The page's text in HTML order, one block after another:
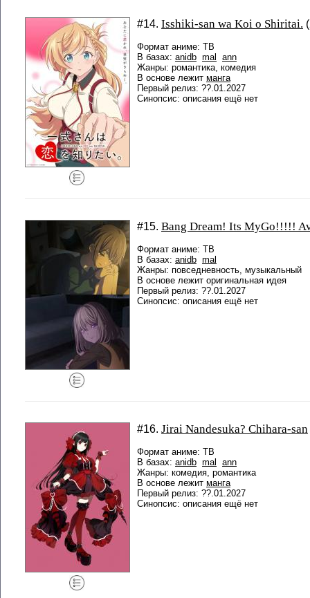
#14. Isshiki-san wa Koi o Shiritai.
Формат аниме: ТВ
В базах: anidb mal
ann
Жанры: романтика, комедия
В основе лежит манга
Первый релиз: ??.01.2027
Синопсис: описания ещё нет
#15. Bang Dream! Its MyGo!!!!!
Формат аниме: ТВ
В базах: anidb mal
Жанры: повседневность, музыкальный
В основе лежит оригинальная идея
Первый релиз: ??.01.2027
Синопсис: описания ещё нет
#16. Jirai Nandesuka? Chihara-san
Формат аниме: ТВ
В базах: anidb mal
ann
Жанры: комедия, романтика
В основе лежит манга
Первый релиз: ??.01.2027
Синопсис: описания ещё нет